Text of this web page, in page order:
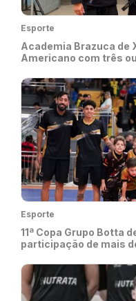
Esporte
Academia Brazuca de
Americano com três
Esporte
11ª Copa Grupo Botta
participação de mais